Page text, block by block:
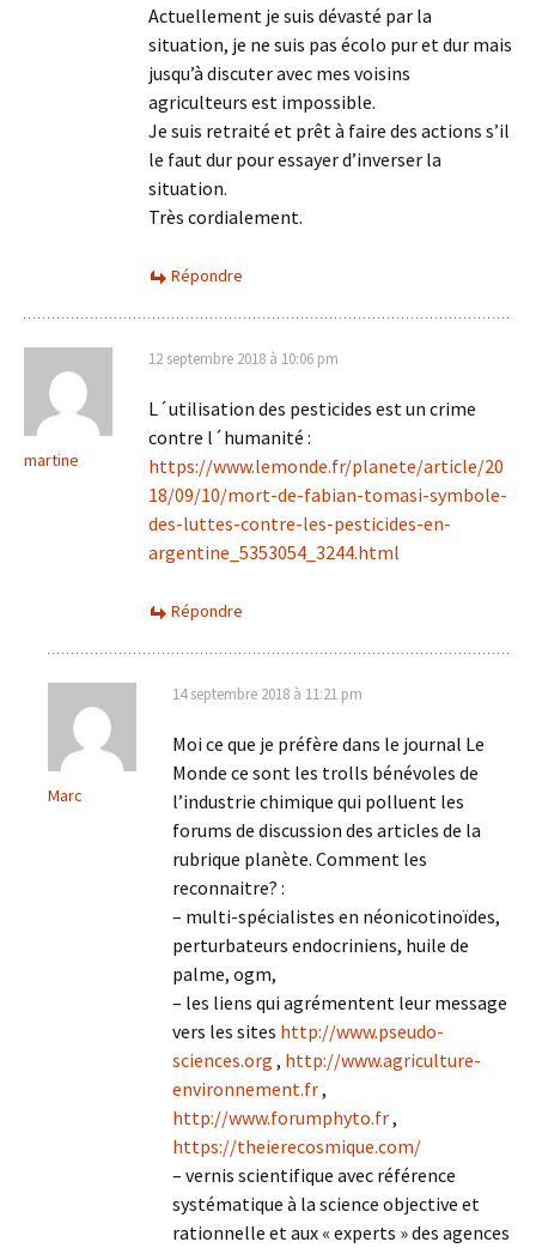
Actuellement je suis dévasté par la
situation, je ne suis pas écolo pur et dur mais
jusqu’à discuter avec mes voisins
agriculteurs est impossible.
Je suis retraité et prêt à faire des actions s’il
le faut dur pour essayer d’inverser la
situation.
Très cordialement.
Répondre
martine
12 septembre 2018 à 10:06 pm
L´utilisation des pesticides est un crime
contre l´humanité :
https://www.lemonde.fr/planete/article/20
18/09/10/mort-de-fabian-tomasi-symbole-
des-luttes-contre-les-pesticides-en-
argentine_5353054_3244.html
Répondre
Marc
14 septembre 2018 à 11:21 pm
Moi ce que je préfère dans le journal Le
Monde ce sont les trolls bénévoles de
l’industrie chimique qui polluent les
forums de discussion des articles de la
rubrique planète. Comment les
reconnaitre? :
– multi-spécialistes en néonicotinoïdes,
perturbateurs endocriniens, huile de
palme, ogm,
– les liens qui agrémentent leur message
vers les sites http://www.pseudo-
sciences.org , http://www.agriculture-
environnement.fr,
http://www.forumphyto.fr,
https://theierecosmique.com/
– vernis scientifique avec référence
systématique à la science objective et
rationnelle et aux « experts » des agences